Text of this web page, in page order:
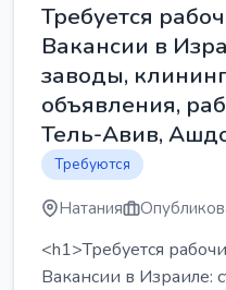
Требуется
Вакансии в
заводы,
объявления,
Тель-Авив,
Требуются
Натания
<h1>Требуется
Вакансии в Израиле: